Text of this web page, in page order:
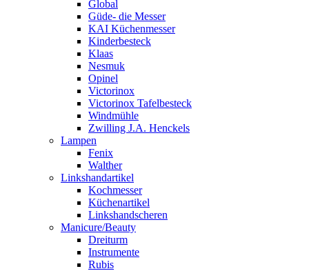
Global
Güde- die Messer
KAI Küchenmesser
Kinderbesteck
Klaas
Nesmuk
Opinel
Victorinox
Victorinox Tafelbesteck
Windmühle
Zwilling J.A. Henckels
Lampen
Fenix
Walther
Linkshandartikel
Kochmesser
Küchenartikel
Linkshandscheren
Manicure/Beauty
Dreiturm
Instrumente
Rubis